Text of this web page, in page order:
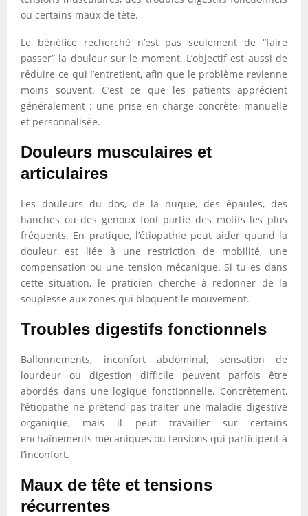
ou certains maux de tête.
Le bénéfice recherché n’est pas seulement de “faire
passer” la douleur sur le moment. L’objectif est aussi de
réduire ce qui l’entretient, afin que le problème revienne
moins souvent. C’est ce que les patients apprécient
généralement : une prise en charge concrète, manuelle
et personnalisée.
Douleurs musculaires et
articulaires
Les douleurs du dos, de la nuque, des épaules, des
hanches ou des genoux font partie des motifs les plus
fréquents. En pratique, l’étiopathie peut aider quand la
douleur est liée à une restriction de mobilité, une
compensation ou une tension mécanique. Si tu es dans
cette situation, le praticien cherche à redonner de la
souplesse aux zones qui bloquent le mouvement.
Troubles digestifs fonctionnels
Ballonnements, inconfort abdominal, sensation de
lourdeur ou digestion difficile peuvent parfois être
abordés dans une logique fonctionnelle. Concrètement,
l’étiopathe ne prétend pas traiter une maladie digestive
organique, mais il peut travailler sur certains
enchaînements mécaniques ou tensions qui participent à
l’inconfort.
Maux de tête et tensions
récurrentes